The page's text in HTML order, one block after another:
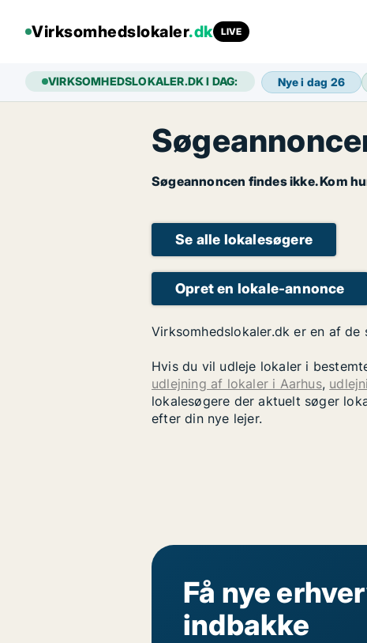
Virksomhedslokaler.dk LIVE
VIRKSOMHEDSLOKALER.DK I DAG: Nye i dag 26
Søgeannoncen findes ikke. Kom
Se alle lokalesøgere
Opret en lokale-annonce
Virksomhedslokaler.dk er en af
Hvis du vil udleje lokaler i
udlejning af lokaler i Aarhus,
lokalesøgere der aktuelt søger
efter din nye lejer.
Få nye
indbakke